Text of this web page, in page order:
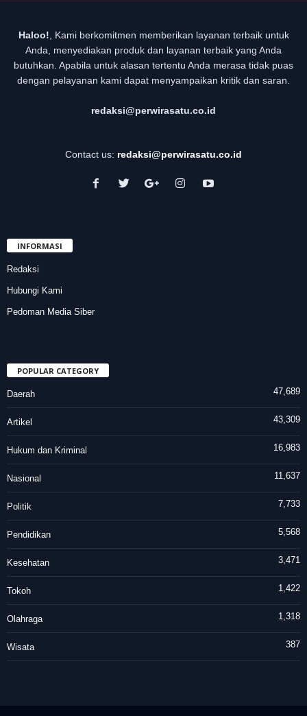
Haloo!, Kami berkomitmen memberikan layanan terbaik untuk
Anda, menyediakan produk dan layanan terbaik yang Anda
butuhkan. Apabila untuk alasan tertentu Anda merasa tidak puas
dengan pelayanan kami dapat menyampaikan kritik dan saran.
redaksi@perwirasatu.co.id
Contact us: redaksi@perwirasatu.co.id
INFORMASI
Redaksi
Hubungi Kami
Pedoman Media Siber
POPULAR CATEGORY
Daerah 47,689
Artikel 43,309
Hukum dan Kriminal 16,983
Nasional 11,637
Politik 7,733
Pendidikan 5,568
Kesehatan 3,471
Tokoh 1,422
Olahraga 1,318
Wisata 387